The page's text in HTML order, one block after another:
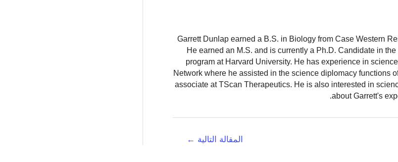
Garrett Dunlap earned a B.S. in Biology from Case Western
He earned an M.S. and is currently a Ph.D. Candidate in
program at Harvard University. He has experience in
Network where he assisted in the science diplomacy functions
associate at TScan Therapeutics. He is also interested in
about Garrett's
.
المقالة التالية ←